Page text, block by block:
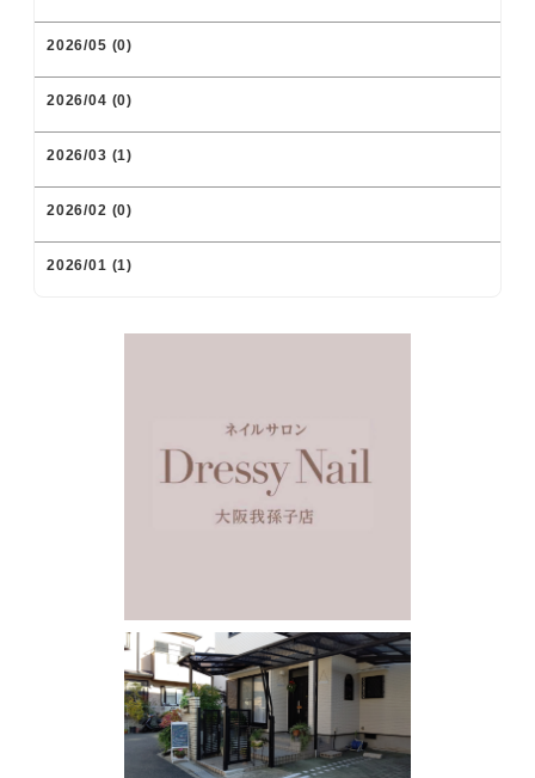
2026/05 (0)
2026/04 (0)
2026/03 (1)
2026/02 (0)
2026/01 (1)